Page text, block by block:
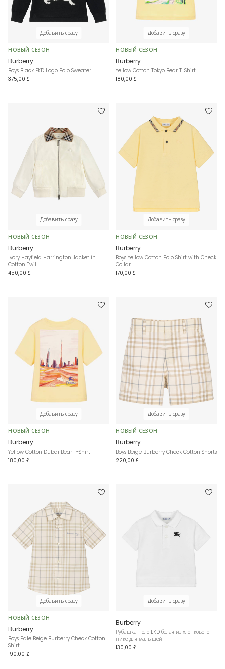
Добавить сразу
НОВЫЙ СЕЗОН
Burberry
Boys Black EKD Logo Polo Sweater
375,00 £
Добавить сразу
НОВЫЙ СЕЗОН
Burberry
Yellow Cotton Tokyo Bear T-Shirt
180,00 £
Добавить сразу
НОВЫЙ СЕЗОН
Burberry
Ivory Hayfield Harrington Jacket in
Cotton Twill
450,00 £
Добавить сразу
НОВЫЙ СЕЗОН
Burberry
Boys Yellow Cotton Polo Shirt with Check
Collar
170,00 £
Добавить сразу
НОВЫЙ СЕЗОН
Burberry
Yellow Cotton Dubai Bear T-Shirt
180,00 £
Добавить сразу
НОВЫЙ СЕЗОН
Burberry
Boys Beige Burberry Check Cotton Shorts
220,00 £
Добавить сразу
НОВЫЙ СЕЗОН
Burberry
Boys Pale Beige Burberry Check Cotton
Shirt
190,00 £
Добавить сразу
Burberry
Рубашка поло EKD белая из хлопкового
пике для малышей
130,00 £